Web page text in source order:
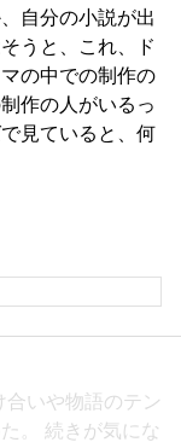
自分の小説が出
うと、これ、ド
の中での制作の
作の人がいるっ
見ていると、何
合いや物語のテン
。 続きが気にな